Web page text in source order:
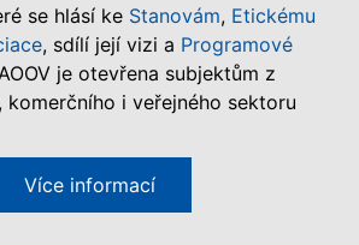
se hlásí ke Stanovám, Etickému
, sdílí její vizi a Programové
je otevřena subjektům z
komerčního i veřejného sektoru
Více informací